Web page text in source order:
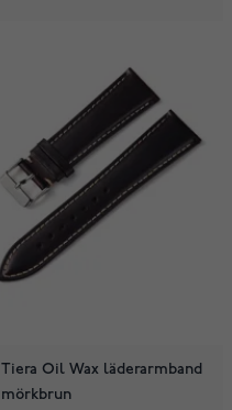
Tiera Oil Wax läderarmband
mörkbrun